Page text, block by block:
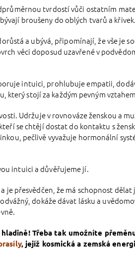
tvrdostí vůči ostatním
broušeny do oblých tvarů a křivek.
a ubývá, připomínají, že vše je
věci doposud uzavřené v
intuici, prohlubuje empatii,
který stojí za každým pevným
Udržuje v rovnováze ženskou a
se chtějí dostat do kontaktu s
pečlivě vyvažuje hormonální
intuici a důvěřujeme jí.
je přesvědčen, že má schopnost
dokáže dávat lásku a
hladině! Třeba tak umožníte přeměn
, jejíž kosmická a zemská